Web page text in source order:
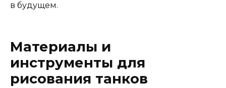
в будущем.
Материалы и
инструменты для
рисования танков